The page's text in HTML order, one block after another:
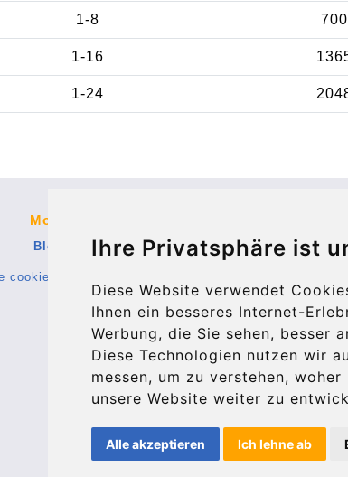
Ihre Privatsphäre ist
Diese Website verwendet
Ihnen ein besseres Internet-
Werbung, die Sie sehen, besser
Diese Technologien nutzen wir
messen, um zu verstehen,
unsere Website weiter zu
Alle akzeptieren Ich lehne ab
1-8
1-16
1-24
More
Blog
cookies preferences
Secure